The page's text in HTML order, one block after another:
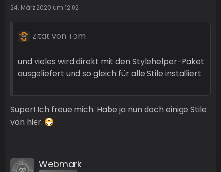
24. März 2020 um 12:02
Zitat von Tom
und vieles wird direkt mit den Stylehelper-Paket
ausgeliefert und so gleich für alle Stile installiert
Super! Ich freue mich. Habe ja nun doch einige Stile
von hier.
Webmark